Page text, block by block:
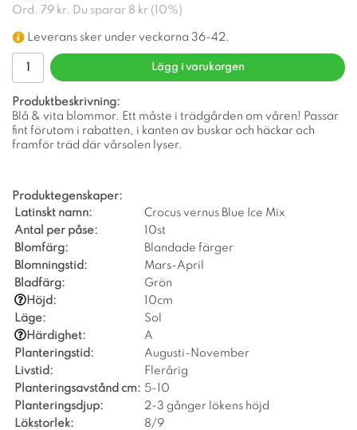
Ord. 79 kr. Du sparar 8 kr ( 10%)
Leverans sker under veckorna 36-42.
Lägg i varukorgen
Produktbeskrivning:
Blå & vita blommor. Ett måste i trädgården om våren! Passar
fint förutom i rabatten, i kanten av buskar och häckar och
framför träd där vårsolen lyser.
Produktegenskaper:
Latinskt namn:
Crocus vernus Blue Ice Mix
Antal per påse:
10st
Blomfärg:
Blandade färger
Blomningstid:
Mars-April
Bladfärg:
Grön
Höjd:
10cm
Läge:
Sol
Härdighet:
A
Planteringstid:
Augusti-November
Livstid:
Flerårig
Planteringsavstånd cm: 5-10
Planteringsdjup:
2-3 gånger lökens höjd
Lökstorlek:
8/9